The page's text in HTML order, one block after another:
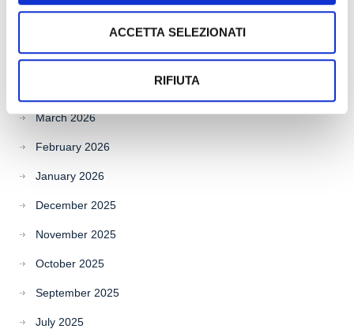
ACCETTA SELEZIONATI
RIFIUTA
May 2026
March 2026
February 2026
January 2026
December 2025
November 2025
October 2025
September 2025
July 2025